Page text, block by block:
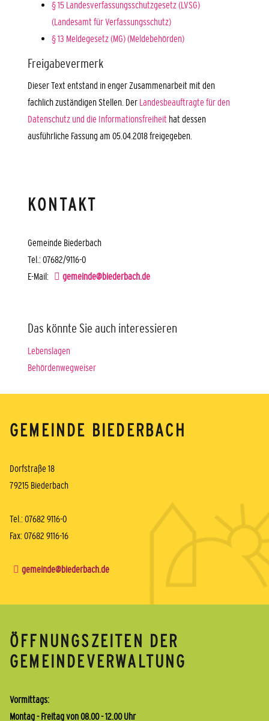
§ 15 Landesverfassungsschutzgesetz (LVSG)
(Landesamt für Verfassungsschutz)
§ 13 Meldegesetz (MG) (Meldebehörden)
Freigabevermerk
Dieser Text entstand in enger Zusammenarbeit mit den
fachlich zuständigen Stellen. Der Landesbeauftragte für den
Datenschutz und die Informationsfreiheit hat dessen
ausführliche Fassung am 05.04.2018 freigegeben.
KONTAKT
Gemeinde Biederbach
Tel.: 07682/9116-0
E-Mail:
gemeinde@biederbach.de
Das könnte Sie auch interessieren
Lebenslagen
Behördenwegweiser
GEMEINDE BIEDERBACH
Dorfstraße 18
79215 Biederbach
Tel.: 07682 9116-0
Fax: 07682 9116-16
gemeinde@biederbach.de
ÖFFNUNGSZEITEN DER
GEMEINDEVERWALTUNG
Vormittags:
Montag - Freitag von 08.00 - 12.00 Uhr